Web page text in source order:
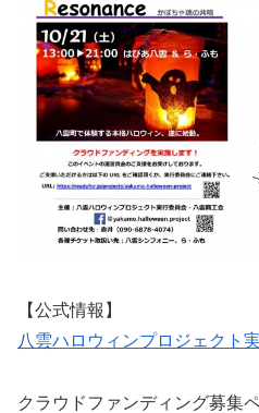
【公式情報】
八雲ハロウィンプロジェクト
クラウドファンディング募集